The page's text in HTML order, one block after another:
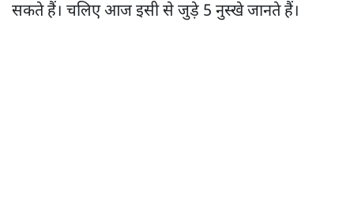
सकते हैं। चलिए आज इसी से जुड़े 5 नुस्खे जानते हैं।